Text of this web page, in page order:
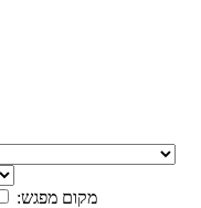
מקום מפגש: